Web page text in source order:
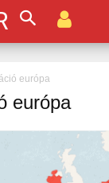
európa
európa